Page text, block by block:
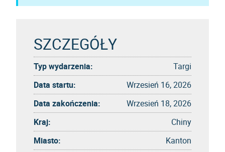
SZCZEGÓŁY
Typ wydarzenia:
Targi
Data startu:
Wrzesień 16, 2026
Data zakończenia:
Wrzesień 18, 2026
Kraj:
Chiny
Miasto:
Kanton